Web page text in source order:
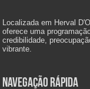
Localizada em Herval
oferece uma
credibilidade,
vibrante.
Navegação Rápida